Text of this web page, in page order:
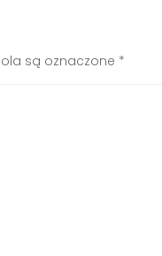
są oznaczone *